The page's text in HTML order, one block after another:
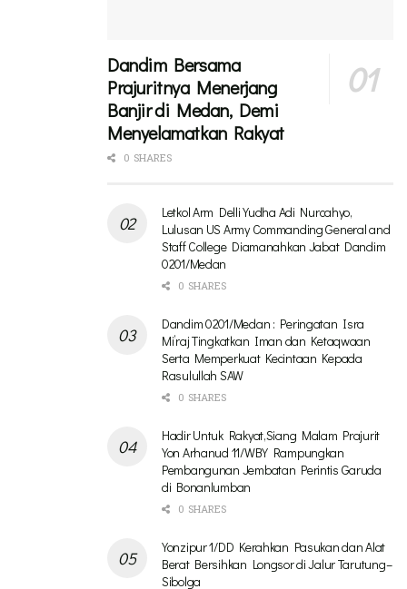
Dandim Bersama
Prajuritnya Menerjang
Banjir di Medan, Demi
Menyelamatkan Rakyat
0 SHARES
Letkol Arm Delli Yudha Adi Nurcahyo,
Lulusan US Army Commanding General and
Staff College Diamanahkan Jabat Dandim
0201/Medan
0 SHARES
Dandim 0201/Medan : Peringatan Isra
Mi’raj Tingkatkan Iman dan Ketaqwaan
Serta Memperkuat Kecintaan Kepada
Rasulullah SAW
0 SHARES
Hadir Untuk Rakyat,Siang Malam Prajurit
Yon Arhanud 11/WBY Rampungkan
Pembangunan Jembatan Perintis Garuda
di Bonanlumban
0 SHARES
Yonzipur 1/DD Kerahkan Pasukan dan Alat
Berat Bersihkan Longsor di Jalur Tarutung–
Sibolga